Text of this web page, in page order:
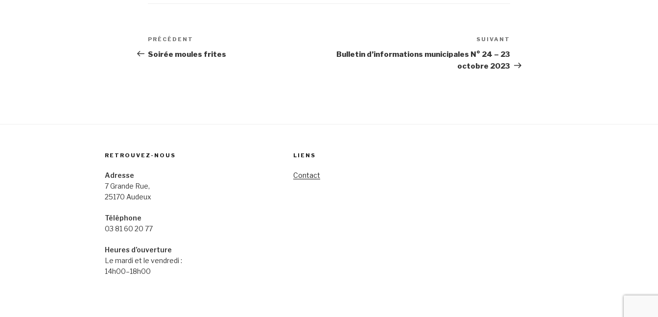
Navigation
de
Article
précédent
PRÉCÉDENT
Soirée moules frites
SUIVANT
Bulletin d’informations municipales N° 24 – 23
octobre 2023
RETROUVEZ-NOUS
Adresse
7 Grande Rue,
25170 Audeux
Téléphone
03 81 60 20 77
Heures d’ouverture
Le mardi et le vendredi :
14h00–18h00
LIENS
Contact